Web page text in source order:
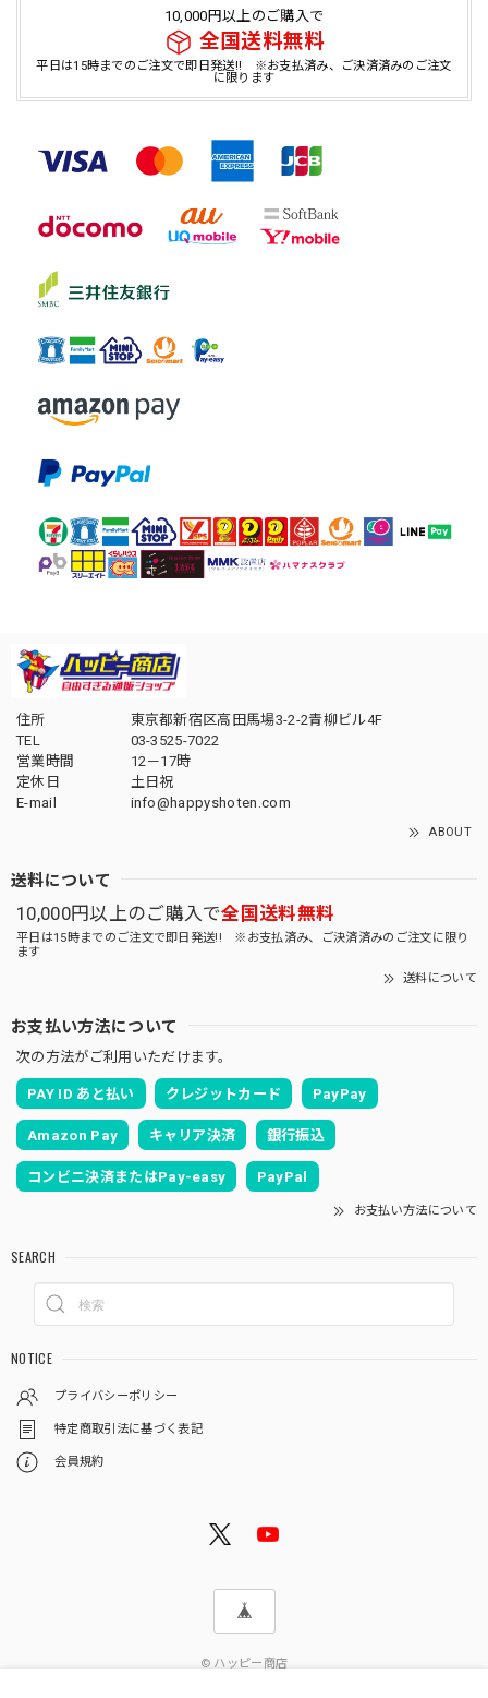
10,000円以上のご購入で
全国送料無料
平日は15時までのご注文で即日発送!! ※お支払済み、ご決済済みのご注文
に限ります
住所
東京都新宿区高田馬場3-2-2青柳ビル4F
TEL
03-3525-7022
営業時間
12－17時
定休日
土日祝
E-mail
info@happyshoten.com
ABOUT
送料について
10,000円以上のご購入で全国送料無料
平日は15時までのご注文で即日発送!! ※お支払済み、ご決済済みのご注文に限り
ます
送料について
お支払い方法について
次の方法がご利用いただけます。
PAY ID あと払い クレジットカード PayPay
Amazon Pay キャリア決済 銀行振込
コンビニ決済またはPay-easy PayPal
お支払い方法について
SEARCH
NOTICE
プライバシーポリシー
特定商取引法に基づく表記
会員規約
© ハッピー商店